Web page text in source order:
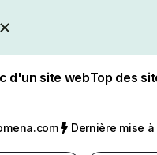
d'un site webTop des
Dernière mise